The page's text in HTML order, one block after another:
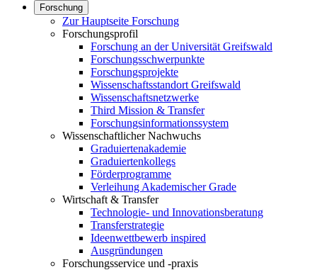
Forschung
Zur Hauptseite Forschung
Forschungsprofil
Forschung an der Universität Greifswald
Forschungsschwerpunkte
Forschungsprojekte
Wissenschaftsstandort Greifswald
Wissenschaftsnetzwerke
Third Mission & Transfer
Forschungsinformationssystem
Wissenschaftlicher Nachwuchs
Graduiertenakademie
Graduiertenkollegs
Förderprogramme
Verleihung Akademischer Grade
Wirtschaft & Transfer
Technologie- und Innovationsberatung
Transferstrategie
Ideenwettbewerb inspired
Ausgründungen
Forschungsservice und -praxis